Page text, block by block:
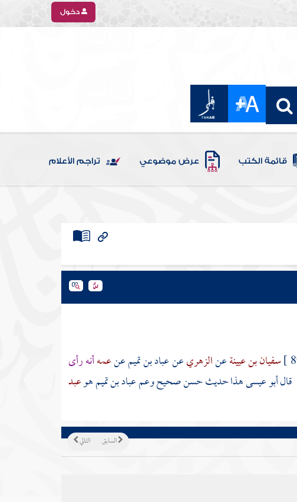
دخول
قائمة الكتب عرض موضوعي تراجم الأعلام
سفيان بن عيينةعنالزهريعنعباد بن تميمعنعمهأنه رأى
قال أبو عيسى هذا حديث حسن صحيح وعمعباد بن تميمهوعبد
التالي السابق